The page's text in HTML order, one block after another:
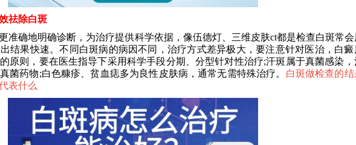
祛除白斑
确地明确诊断，为治疗提供科学依据，像伍德灯、三维皮肤ct都是检查白斑常会
结果快速。不同白斑病的病因不同，治疗方式差异极大，要注意针对医治，白癜
原则，要在医生指导下采用科学手段分期、分型针对性治疗;汗斑属于真菌感染
菌药物;白色糠疹、贫血痣多为良性皮肤病，通常无需特殊治疗。 白斑做检查的
表什么